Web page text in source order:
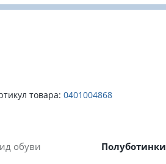
товара: 0401004868
обуви
Полуботинки